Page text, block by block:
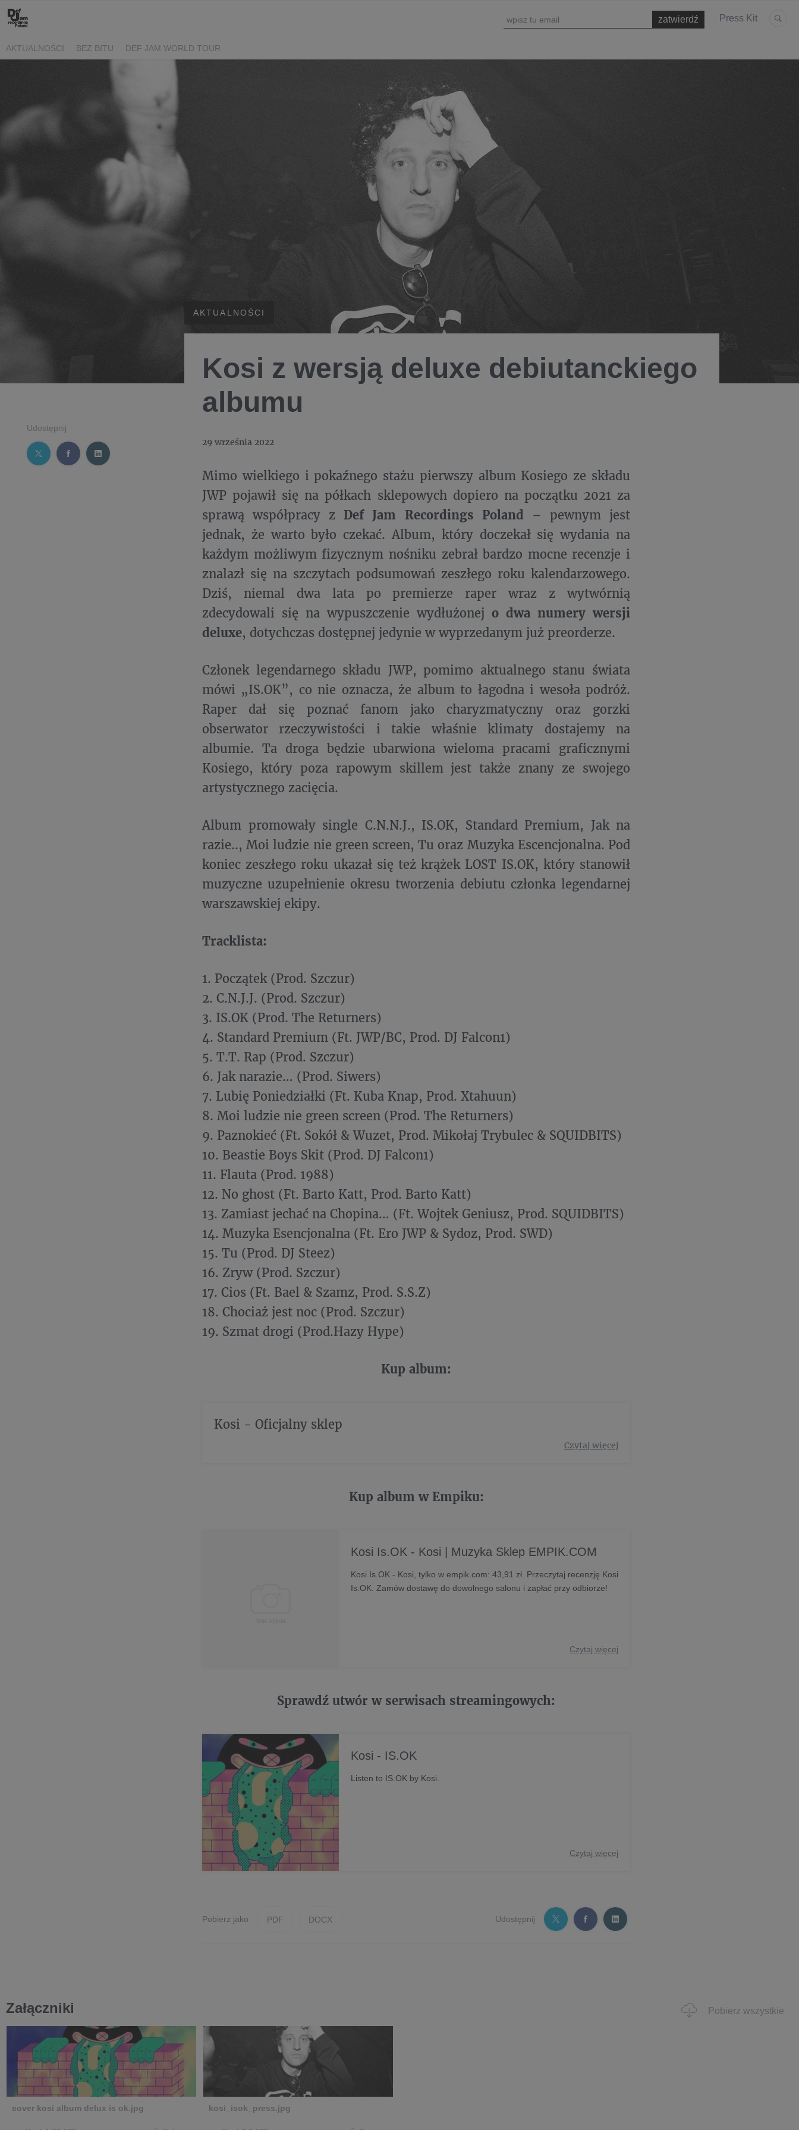
Press Kit
AKTUALNOŚCI BEZ BITU DEF JAM WORLD TOUR
Udostępnij
AKTUALNOŚCI
Kosi z wersją deluxe debiutanckiego
albumu
29 września 2022
Mimo wielkiego i pokaźnego stażu pierwszy album Kosiego ze składu
JWP pojawił się na półkach sklepowych dopiero na początku 2021 za
sprawą współpracy z Def Jam Recordings Poland – pewnym jest
jednak, że warto było czekać. Album, który doczekał się wydania na
każdym możliwym fizycznym nośniku zebrał bardzo mocne recenzje i
znalazł się na szczytach podsumowań zeszłego roku kalendarzowego.
Dziś, niemal dwa lata po premierze raper wraz z wytwórnią
zdecydowali się na wypuszczenie wydłużonej o dwa numery wersji
deluxe, dotychczas dostępnej jedynie w wyprzedanym już preorderze.
Członek legendarnego składu JWP, pomimo aktualnego stanu świata
mówi „IS.OK”, co nie oznacza, że album to łagodna i wesoła podróż.
Raper dał się poznać fanom jako charyzmatyczny oraz gorzki
obserwator rzeczywistości i takie właśnie klimaty dostajemy na
albumie. Ta droga będzie ubarwiona wieloma pracami graficznymi
Kosiego, który poza rapowym skillem jest także znany ze swojego
artystycznego zacięcia.
Album promowały single C.N.N.J., IS.OK, Standard Premium, Jak na
razie.., Moi ludzie nie green screen, Tu oraz Muzyka Escencjonalna. Pod
koniec zeszłego roku ukazał się też krążek LOST IS.OK, który stanowił
muzyczne uzupełnienie okresu tworzenia debiutu członka legendarnej
warszawskiej ekipy.
Tracklista:
1. Początek (Prod. Szczur)
2. C.N.J.J. (Prod. Szczur)
3. IS.OK (Prod. The Returners)
4. Standard Premium (Ft. JWP/BC, Prod. DJ Falcon1)
5. T.T. Rap (Prod. Szczur)
6. Jak narazie… (Prod. Siwers)
7. Lubię Poniedziałki (Ft. Kuba Knap, Prod. Xtahuun)
8. Moi ludzie nie green screen (Prod. The Returners)
9. Paznokieć (Ft. Sokół & Wuzet, Prod. Mikołaj Trybulec & SQUIDBITS)
10. Beastie Boys Skit (Prod. DJ Falcon1)
11. Flauta (Prod. 1988)
12. No ghost (Ft. Barto Katt, Prod. Barto Katt)
13. Zamiast jechać na Chopina… (Ft. Wojtek Geniusz, Prod. SQUIDBITS)
14. Muzyka Esencjonalna (Ft. Ero JWP & Sydoz, Prod. SWD)
15. Tu (Prod. DJ Steez)
16. Zryw (Prod. Szczur)
17. Cios (Ft. Bael & Szamz, Prod. S.S.Z)
18. Chociaż jest noc (Prod. Szczur)
19. Szmat drogi (Prod.Hazy Hype)
Kup album:
Kosi - Oficjalny sklep
Czytaj więcej
Kup album w Empiku:
Kosi Is.OK - Kosi | Muzyka Sklep EMPIK.COM
Kosi Is.OK - Kosi, tylko w empik.com: 43,91 zł. Przeczytaj recenzję Kosi
Is.OK. Zamów dostawę do dowolnego salonu i zapłać przy odbiorze!
Czytaj więcej
Sprawdź utwór w serwisach streamingowych:
Kosi - IS.OK
Listen to IS.OK by Kosi.
Czytaj więcej
Pobierz jako PDF DOCX Udostępnij
Załączniki Pobierz wszystkie
cover kosi album delux is ok.jpg kosi_isok_press.jpg